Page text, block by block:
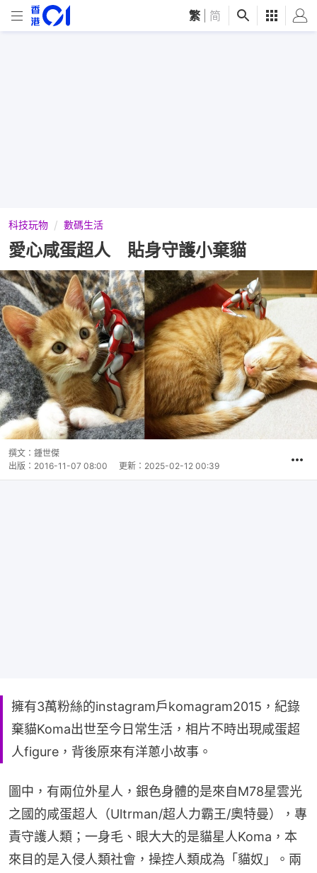
繁 简
科技玩物 數碼生活
愛心咸蛋超人 貼身守護小棄貓
撰文： 鍾世傑
出版： 2016-11-07 08:00 更新： 2025-02-12 00:39
擁有3萬粉絲的instagram戶komagram2015，紀錄
棄貓Koma出世至今日常生活，相片不時出現咸蛋超
人figure，背後原來有洋蔥小故事。
圖中，有兩位外星人，銀色身體的是來自M78星雲光
之國的咸蛋超人（Ultrman/超人力霸王/奧特曼），專
責守護人類；一身毛、眼大大的是貓星人Koma，本
來目的是入侵人類社會，操控人類成為「貓奴」。兩